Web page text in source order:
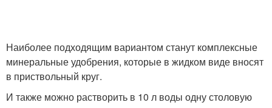
Наиболее подходящим вариантом станут комплексные
минеральные удобрения, которые в жидком виде вносят
в приствольный круг.
И также можно растворить в 10 л воды одну столовую